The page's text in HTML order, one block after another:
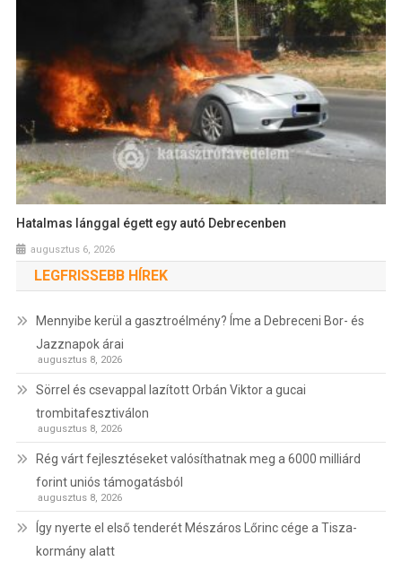
Hatalmas lánggal égett egy autó Debrecenben
augusztus 6, 2026
LEGFRISSEBB HÍREK
Mennyibe kerül a gasztroélmény? Íme a Debreceni Bor- és
Jazznapok árai
augusztus 8, 2026
Sörrel és csevappal lazított Orbán Viktor a gucai
trombitafesztiválon
augusztus 8, 2026
Rég várt fejlesztéseket valósíthatnak meg a 6000 milliárd
forint uniós támogatásból
augusztus 8, 2026
Így nyerte el első tenderét Mészáros Lőrinc cége a Tisza-
kormány alatt